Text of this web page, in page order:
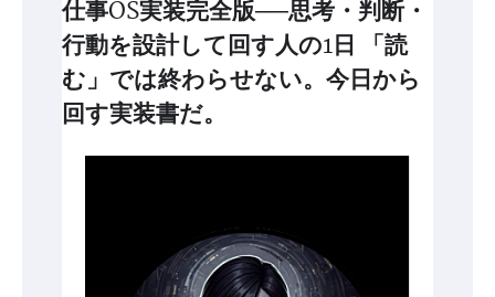
仕事OS実装完全版──思考・判断・
行動を設計して回す人の1日 「読
む」では終わらせない。今日から
回す実装書だ。